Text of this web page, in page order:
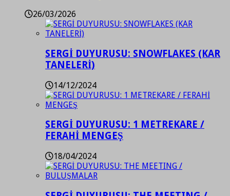
26/03/2026
SERGİ DUYURUSU: SNOWFLAKES (KAR
TANELERİ)
14/12/2024
SERGİ DUYURUSU: 1 METREKARE /
FERAHİ MENGEŞ
18/04/2024